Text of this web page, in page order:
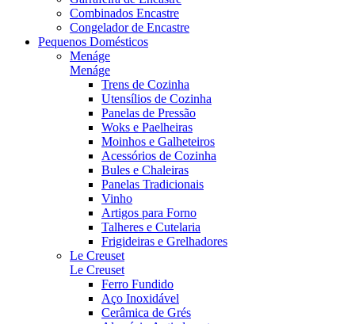
Combinados Encastre
Congelador de Encastre
Pequenos Domésticos
Menáge
Menáge
Trens de Cozinha
Utensílios de Cozinha
Panelas de Pressão
Woks e Paelheiras
Moinhos e Galheteiros
Acessórios de Cozinha
Bules e Chaleiras
Panelas Tradicionais
Vinho
Artigos para Forno
Talheres e Cutelaria
Frigideiras e Grelhadores
Le Creuset
Le Creuset
Ferro Fundido
Aço Inoxidável
Cerâmica de Grés